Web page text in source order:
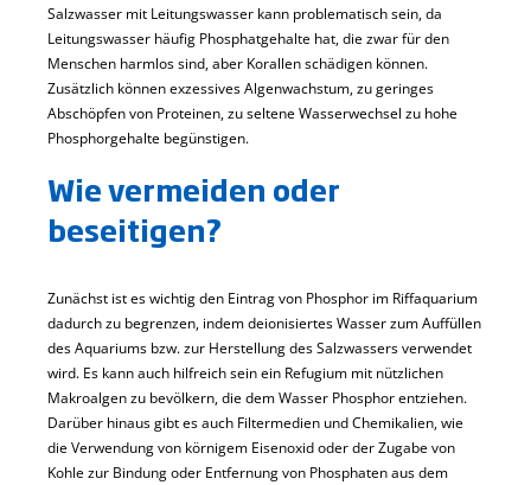
Salzwasser mit Leitungswasser kann problematisch sein, da
Leitungswasser häufig Phosphatgehalte hat, die zwar für den
Menschen harmlos sind, aber Korallen schädigen können.
Zusätzlich können exzessives Algenwachstum, zu geringes
Abschöpfen von Proteinen, zu seltene Wasserwechsel zu hohe
Phosphorgehalte begünstigen.
Wie vermeiden oder
beseitigen?
Zunächst ist es wichtig den Eintrag von Phosphor im Riffaquarium
dadurch zu begrenzen, indem deionisiertes Wasser zum Auffüllen
des Aquariums bzw. zur Herstellung des Salzwassers verwendet
wird. Es kann auch hilfreich sein ein Refugium mit nützlichen
Makroalgen zu bevölkern, die dem Wasser Phosphor entziehen.
Darüber hinaus gibt es auch Filtermedien und Chemikalien, wie
die Verwendung von körnigem Eisenoxid oder der Zugabe von
Kohle zur Bindung oder Entfernung von Phosphaten aus dem